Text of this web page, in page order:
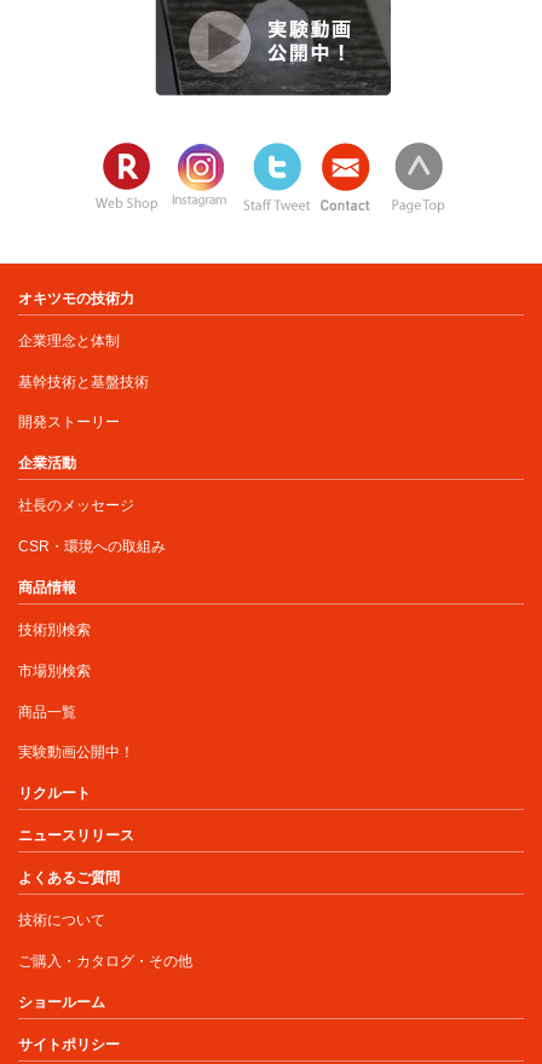
オキツモの技術力
企業理念と体制
基幹技術と基盤技術
開発ストーリー
企業活動
社長のメッセージ
CSR・環境への取組み
商品情報
技術別検索
市場別検索
商品一覧
実験動画公開中！
リクルート
ニュースリリース
よくあるご質問
技術について
ご購入・カタログ・その他
ショールーム
サイトポリシー